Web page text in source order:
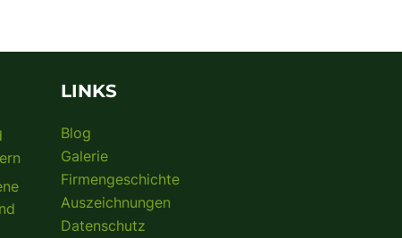
LINKS
Blog
Galerie
Firmengeschichte
Auszeichnungen
Datenschutz